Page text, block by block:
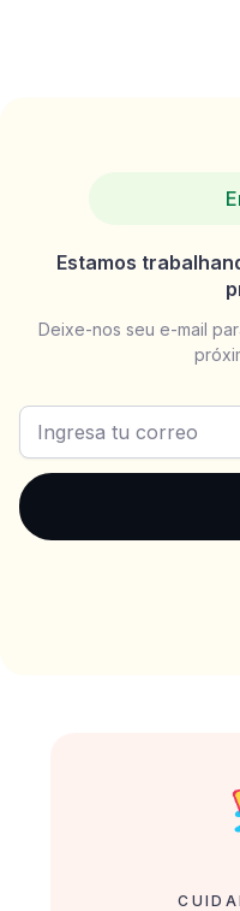
Estamos
Deixe-nos seu e-mail